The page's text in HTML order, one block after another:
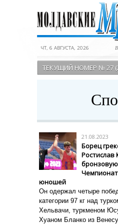
ЧТ, 6 АВГУСТА, 2026
ТЕКУЩИЙ НОМЕР № 27
21.08.2023
Борец
Ростислав
юношей
Он одержал четыре
категории 97 кг над
Хельвачи, туркменом
Хуаном Бланко из